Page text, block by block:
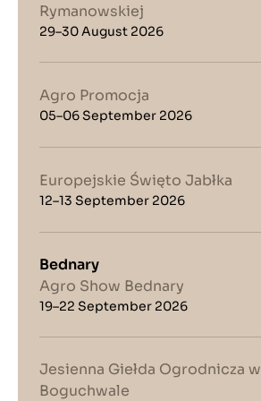
Rymanowskiej
29–30 August 2026
Agro Promocja
05–06 September 2026
Europejskie Święto Jabłka
12–13 September 2026
Bednary
Agro Show Bednary
19–22 September 2026
Jesienna Giełda Ogrodnicza w
Boguchwale